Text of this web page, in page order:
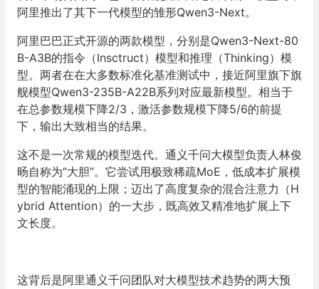
阿里推出了其下一代模型的雏形Qwen3-Next。
阿里巴巴正式开源的两款模型，分别是Qwen3-Next-80
B-A3B的指令（Insctruct）模型和推理（Thinking）模
型。两者在在大多数标准化基准测试中，接近阿里旗下旗
舰模型Qwen3-235B-A22B系列对应最新模型。相当于
在总参数规模下降2/3 ，激活参数规模下降5/6的前提
下，输出大致相当的结果。
这不是一次常规的模型迭代。通义千问大模型负责人林俊
旸自称为“大胆”。它尝试用极致稀疏MoE ，低成本扩展模
型的智能涌现的上限；迈出了高度复杂的混合注意力（H
ybrid Attention）的一大步，既高效又精准地扩展上下
文长度。
这背后是阿里通义千问团队对大模型技术趋势的两大预